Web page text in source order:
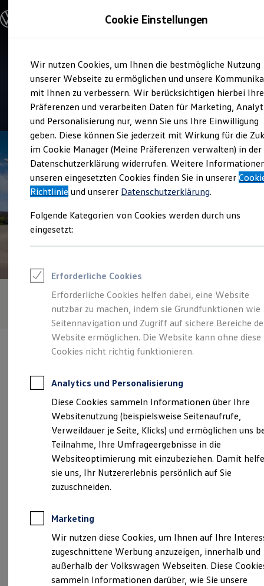
Hauptinhalt
springen
Footer
springen
Modelle und Konfigurator
Modelle vergleichen
Elektroautos
ENERGY Sondermodelle
Nutzfahrzeuge
SUV und CUV
Familienautos
Kombis
Kompaktwagen
Sportwagen
Schnell verfügbare Fahrzeuge
Angebote und Produkte
Aktuelle Angebote
E-Auto-Förderung
Volkswagen Marktplatz
Junge Gebrauchtwagen und Gebrauchtwagen
Volkswagen Zertifizierte Gebrauchtwagen
Zubehör- und Serviceangebote
Leasing
Leasing-Angebote
Gebrauchtwagen Leasing
Junge Gebrauchtwagen-Leasing
Elektroauto Leasing
Kleinwagen-Leasing
Leasing ohne Anzahlung
Finanzierung
Kfz-Versicherung
Restschuldversicherungen
Garantien
Wartungsverträge
Geschäftskunden
Professional Class bei Volkswagen
Großkunden
Behörden
Direktkunden
Sonderfahrzeuge
Anpfiff zum Gewinn
Elektroautos
ID. Tutorials
Elektrofahrzeugkonzepte
Reichweite
Reichweite der ID. Modelle
Reichweite im Winter
Service
Autohaus Steppan
4.9| 122 Bewertungen
Verantwortlich für die Inhalte auf dieser Seite ist die Autohaus
Steppan GmbH & Co. KG (Impressum & Rechtliches)
Starenweg 30, 73642 Welzheim
Montag -
Samstag
09:00 12:00
Uhr
Sonntag
Geschlossen
Cookie Einstellungen
Wir nutzen Cookies, um Ihnen die bestmögliche Nutzung
unserer Webseite zu ermöglichen und unsere
mit Ihnen zu verbessern. Wir berücksichtigen hierbei Ihre
Präferenzen und verarbeiten Daten für Marketing,
und Personalisierung nur, wenn Sie uns Ihre Einwilligung
geben. Diese können Sie jederzeit mit Wirkung für die
im Cookie Manager (Meine Präferenzen verwalten) in der
Datenschutzerklärung widerrufen. Weitere
unseren eingesetzten Cookies finden Sie in unserer
Richtlinie und unserer Datenschutzerklärung.
Folgende Kategorien von Cookies werden durch uns
eingesetzt:
Erforderliche Cookies
Erforderliche Cookies helfen dabei, eine Website
nutzbar zu machen, indem sie Grundfunktionen wie
Seitennavigation und Zugriff auf sichere Bereiche
Website ermöglichen. Die Website kann ohne diese
Cookies nicht richtig funktionieren.
Analytics und Personalisierung
Diese Cookies sammeln Informationen über Ihre
Websitenutzung (beispielsweise Seitenaufrufe,
Verweildauer je Seite, Klicks) und ermöglichen uns
Teilnahme, Ihre Umfrageergebnisse in die
Websiteoptimierung mit einzubeziehen. Damit
sie uns, Ihr Nutzererlebnis persönlich auf Sie
zuzuschneiden.
Marketing
Wir nutzen diese Cookies, um Ihnen auf Ihre
zugeschnittene Werbung anzuzeigen, innerhalb und
außerhalb der Volkswagen Webseiten. Diese
sammeln Informationen darüber, wie Sie unsere